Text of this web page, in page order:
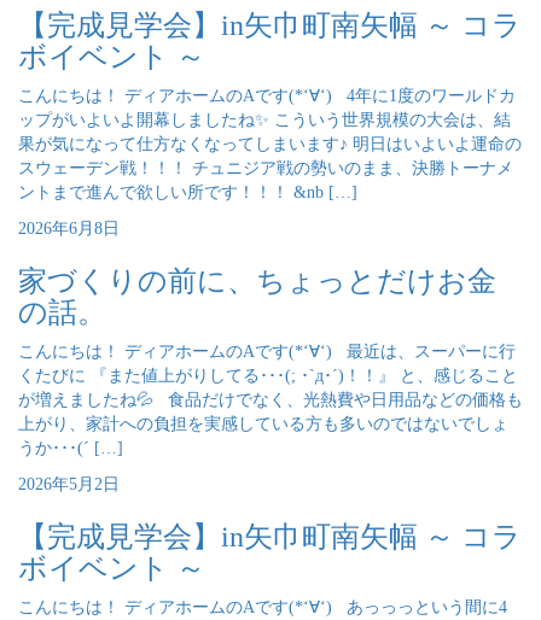
【完成見学会】in矢巾町南矢幅 ～ コラ
ボイベント ～
こんにちは！ ディアホームのAです(*‘∀‘) 4年に1度のワールドカ
ップがいよいよ開幕しましたね✨ こういう世界規模の大会は、結
果が気になって仕方なくなってしまいます♪ 明日はいよいよ運命の
スウェーデン戦！！！ チュニジア戦の勢いのまま、決勝トーナメ
ントまで進んで欲しい所です！！！ &nb […]
2026年6月8日
家づくりの前に、ちょっとだけお金
の話。
こんにちは！ ディアホームのAです(*‘∀‘) 最近は、スーパーに行
くたびに 『また値上がりしてる･･･(; ･`д･´)！！』 と、感じること
が増えましたね💦 食品だけでなく、光熱費や日用品などの価格も
上がり、家計への負担を実感している方も多いのではないでしょ
うか･･･(´ […]
2026年5月2日
【完成見学会】in矢巾町南矢幅 ～ コラ
ボイベント ～
こんにちは！ ディアホームのAです(*‘∀‘) あっっっという間に4